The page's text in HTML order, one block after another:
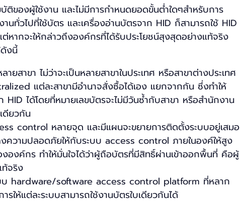
ของผู้ใช้งาน และไม่มีการกำหนดยอดขั้นต่ำใดๆสำหรับการ
นทั่วไปที่ใช้บัตร และเครื่องอ่านบัตรจาก HID ก็สามารถใช้ HID
ากจะให้กล่าวถึงองค์กรที่ได้รับประโยชน์สุงสุดอย่างแท้จริง
งนี้
ยสาขา ไม่ว่าจะเป็นหลายสาขาในประเทศ หรือสาขาต่างประเทศ
แต่ละสาขามีอำนาจสั่งซื้อได้เอง แยกจากกัน ซึ่งทำให้
HID ได้โดยที่หมายเลขบัตรจะไม่มีวันซ้ำกับสาขา หรือสำนักงาน
ดียวกัน
control หลายจุด และมีแผนจะขยายการติดตั้งระบบอยู่เสมอ
ความปลอดภัยให้กับระบบ access control ภายในองค์ให้สูง
องค์กร ทำให้มั่นใจได้ว่าผู้ถือบัตรที่มีสิทธิ์ผ่านเข้าออกพื้นที่ คือผู้
จริง
บ hardware/software access control platform ที่หลาก
ให้แต่ละระบบสามารถใช้งานบัตรใบเดียวกันได้